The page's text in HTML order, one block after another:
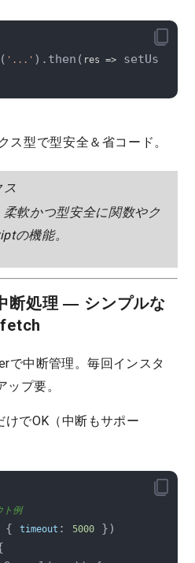
'...' ).then( res =>
ス型で型安全＆省コード。
ス
軟かつ型安全に関数やク
の機能。
断処理 ― シンプルな
で中断管理。毎回インスタ
プ要。
でOK（中断もサポー
例
{ timeout : 5000 })